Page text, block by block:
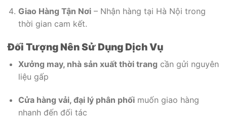
Giao Hàng Tận Nơi– Nhận hàng tại Hà Nội trong
thời gian cam kết.
Đối Tượng Nên Sử Dụng Dịch Vụ
Xưởng may, nhà sản xuất thời trang cần gửi nguyên
liệu gấp
Cửa hàng vải, đại lý phân phốimuốn giao hàng
nhanh đến đối tác